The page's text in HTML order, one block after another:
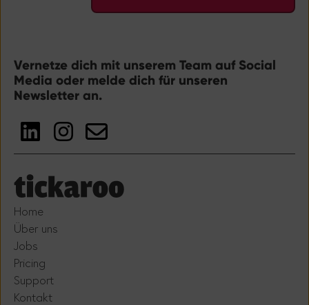
Vernetze dich mit unserem Team auf Social
Media oder melde dich für unseren
Newsletter an.
Home
Über uns
Jobs
Pricing
Support
Kontakt